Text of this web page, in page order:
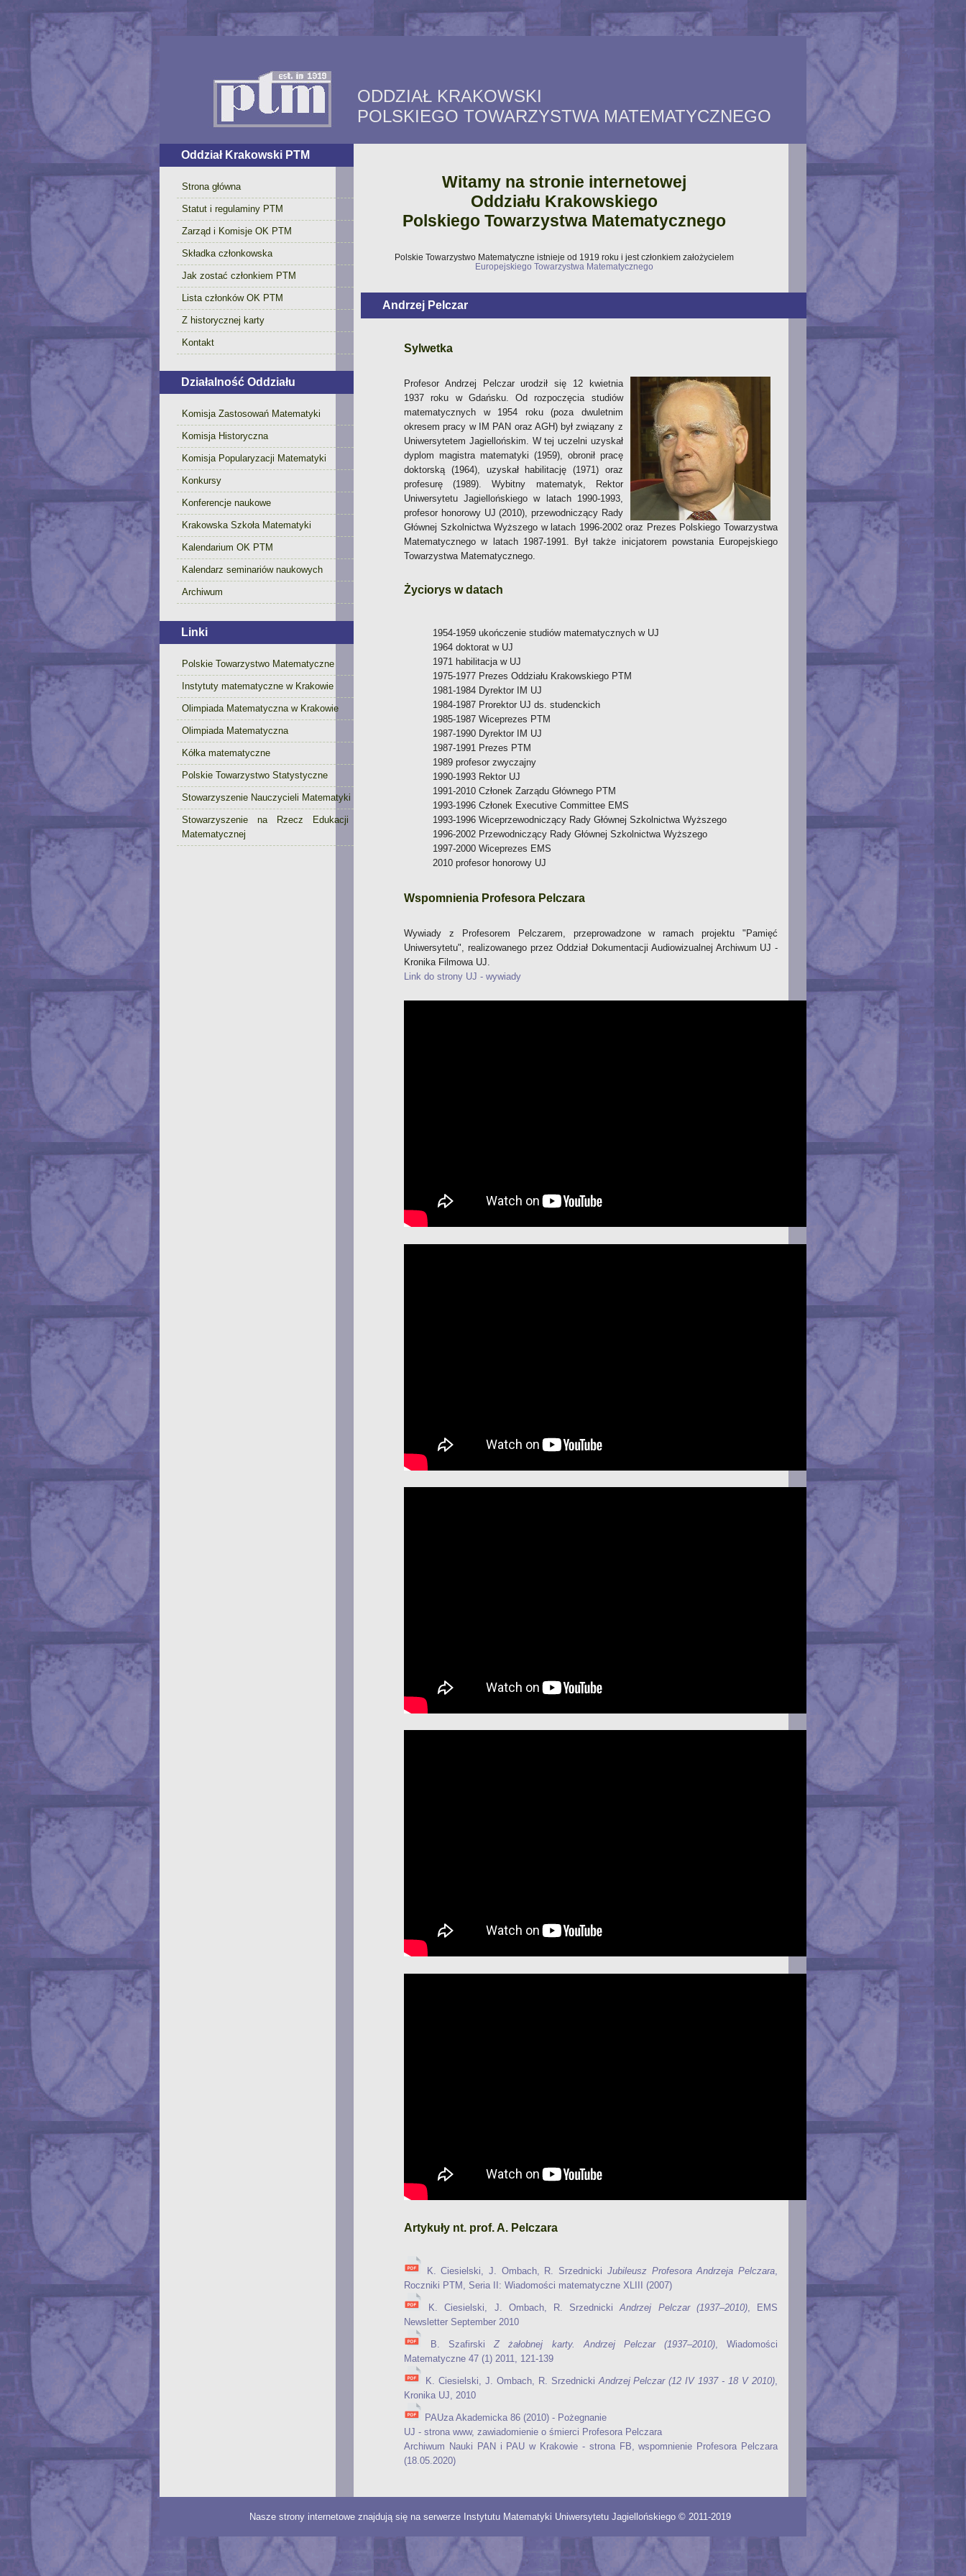
ODDZIAŁ KRAKOWSKI
POLSKIEGO TOWARZYSTWA MATEMATYCZNEGO
Witamy na stronie internetowej
Oddziału Krakowskiego
Polskiego Towarzystwa Matematycznego
Polskie Towarzystwo Matematyczne istnieje od 1919 roku i jest członkiem założycielem
Europejskiego Towarzystwa Matematycznego
Andrzej Pelczar
Sylwetka
Profesor Andrzej Pelczar urodził się 12 kwietnia
1937 roku w Gdańsku. Od rozpoczęcia studiów
matematycznych w 1954 roku (poza dwuletnim
okresem pracy w IM PAN oraz AGH) był związany z
Uniwersytetem Jagiellońskim. W tej uczelni uzyskał
dyplom magistra matematyki (1959), obronił pracę
doktorską (1964), uzyskał habilitację (1971) oraz
profesurę (1989). Wybitny matematyk, Rektor
Uniwersytetu Jagiellońskiego w latach 1990-1993,
profesor honorowy UJ (2010), przewodniczący Rady
Głównej Szkolnictwa Wyższego w latach 1996-2002 oraz Prezes Polskiego Towarzystwa
Matematycznego w latach 1987-1991. Był także inicjatorem powstania Europejskiego
Towarzystwa Matematycznego.
Życiorys w datach
1954-1959 ukończenie studiów matematycznych w UJ
1964 doktorat w UJ
1971 habilitacja w UJ
1975-1977 Prezes Oddziału Krakowskiego PTM
1981-1984 Dyrektor IM UJ
1984-1987 Prorektor UJ ds. studenckich
1985-1987 Wiceprezes PTM
1987-1990 Dyrektor IM UJ
1987-1991 Prezes PTM
1989 profesor zwyczajny
1990-1993 Rektor UJ
1991-2010 Członek Zarządu Głównego PTM
1993-1996 Członek Executive Committee EMS
1993-1996 Wiceprzewodniczący Rady Głównej Szkolnictwa Wyższego
1996-2002 Przewodniczący Rady Głównej Szkolnictwa Wyższego
1997-2000 Wiceprezes EMS
2010 profesor honorowy UJ
Wspomnienia Profesora Pelczara
Wywiady z Profesorem Pelczarem, przeprowadzone w ramach projektu "Pamięć
Uniwersytetu", realizowanego przez Oddział Dokumentacji Audiowizualnej Archiwum UJ -
Kronika Filmowa UJ.
Link do strony UJ - wywiady
Artykuły nt. prof. A. Pelczara
K. Ciesielski, J. Ombach, R. Srzednicki Jubileusz Profesora Andrzeja Pelczara
Roczniki PTM, Seria II: Wiadomości matematyczne XLIII (2007)
K. Ciesielski, J. Ombach, R. SrzednickiAndrzej Pelczar (1937–2010), EMS
Newsletter September 2010
B. SzafirskiZ żałobnej karty. Andrzej Pelczar (1937–2010), Wiadomości
Matematyczne 47 (1) 2011, 121-139
K. Ciesielski, J. Ombach, R. Srzednicki Andrzej Pelczar (12 IV 1937 - 18 V 2010)
Kronika UJ, 2010
PAUza Akademicka 86 (2010) - Pożegnanie
UJ - strona www, zawiadomienie o śmierci Profesora Pelczara
Archiwum Nauki PAN i PAU w Krakowie - strona FB, wspomnienie Profesora Pelczara
(18.05.2020)
Oddział Krakowski PTM
Strona główna
Statut i regulaminy PTM
Zarząd i Komisje OK PTM
Składka członkowska
Jak zostać członkiem PTM
Lista członków OK PTM
Z historycznej karty
Kontakt
Działalność Oddziału
Komisja Zastosowań Matematyki
Komisja Historyczna
Komisja Popularyzacji Matematyki
Konkursy
Konferencje naukowe
Krakowska Szkoła Matematyki
Kalendarium OK PTM
Kalendarz seminariów naukowych
Archiwum
Linki
Polskie Towarzystwo Matematyczne
Instytuty matematyczne w Krakowie
Olimpiada Matematyczna w Krakowie
Olimpiada Matematyczna
Kółka matematyczne
Polskie Towarzystwo Statystyczne
Stowarzyszenie Nauczycieli Matematyki
Stowarzyszenie na Rzecz Edukacji
Matematycznej
Nasze strony internetowe znajdują się na serwerze Instytutu Matematyki Uniwersytetu Jagiellońskiego © 2011-2019